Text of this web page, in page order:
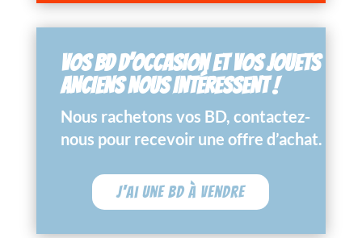
VOS BD D’OCCASION ET VOS JOUETS
ANCIENS NOUS INTÉRESSENT !
Nous rachetons vos BD, contactez-
nous pour recevoir une offre d’achat.
J'ai une BD à vendre